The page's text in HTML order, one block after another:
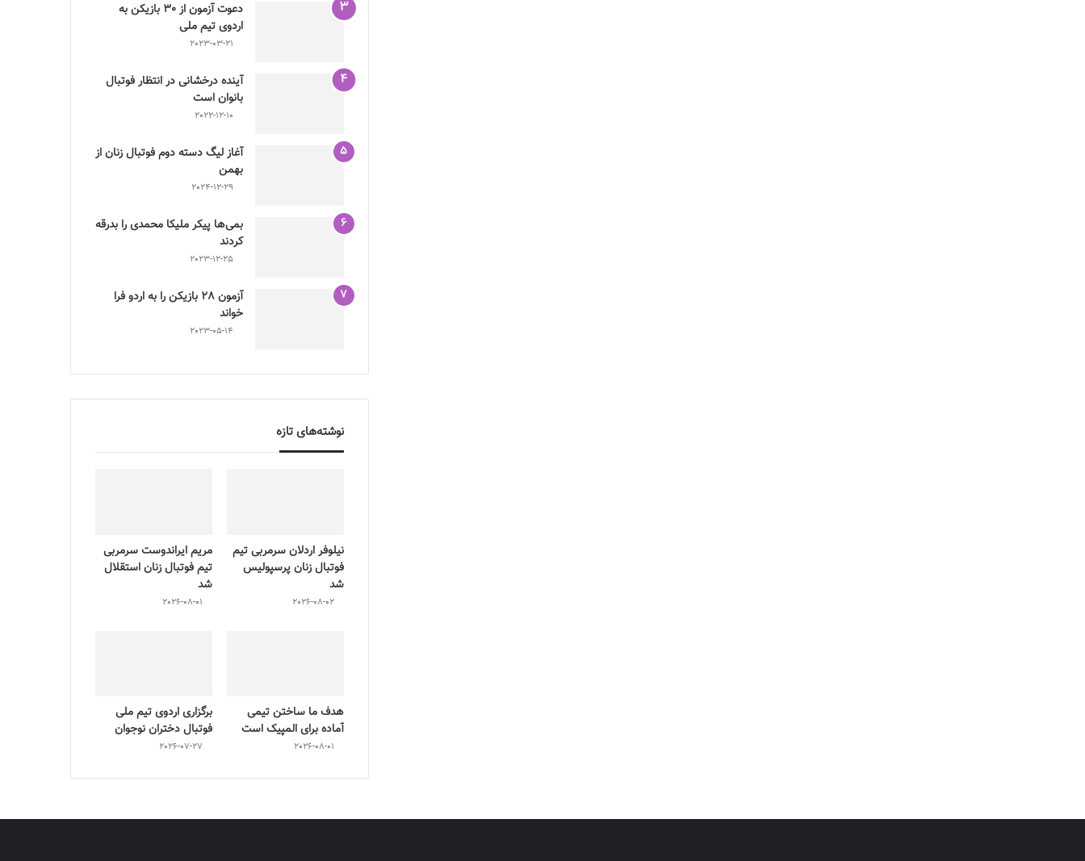
دعوت آزمون از 30 بازیکن به
اردوی تیم ملی
2023-03-21
آینده درخشانی در انتظار فوتبال
بانوان است
2022-12-10
آغاز لیگ دسته دوم فوتبال زنان از
بهمن
2024-12-29
بمی‌ها پیکر ملیکا محمدی را بدرقه
کردند
2023-12-25
آزمون 28 بازیکن را به اردو فرا
خواند
2023-05-14
نوشته‌های تازه
نیلوفر اردلان سرمربی تیم
فوتبال زنان پرسپولیس
شد
2026-08-02
مریم ایراندوست سرمربی
تیم فوتبال زنان استقلال
شد
2026-08-01
هدف ما ساختن تیمی
آماده برای المپیک است
2026-08-01
برگزاری اردوی تیم ملی
فوتبال دختران نوجوان
2026-07-27